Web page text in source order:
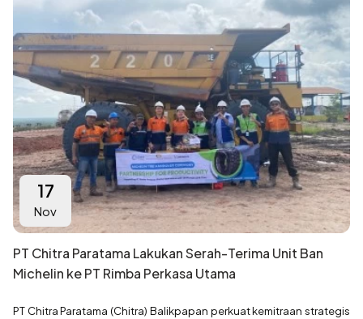
17
Nov
PT Chitra Paratama Lakukan Serah-Terima Unit Ban
Michelin ke PT Rimba Perkasa Utama
PT Chitra Paratama (Chitra) Balikpapan perkuat kemitraan strategis